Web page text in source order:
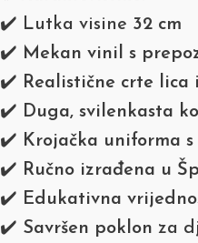
✔️ Lutka visine 32 cm
✔️ Mekan vinil s
✔️ Realistične crte
✔️ Duga, svilenkasta
✔️ Krojačka uniforma
✔️ Ručno izrađena u
✔️ Edukativna
✔️ Savršen poklon za